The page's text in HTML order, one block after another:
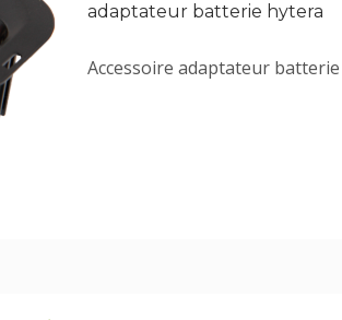
adaptateur batterie hytera
Accessoire adaptateur